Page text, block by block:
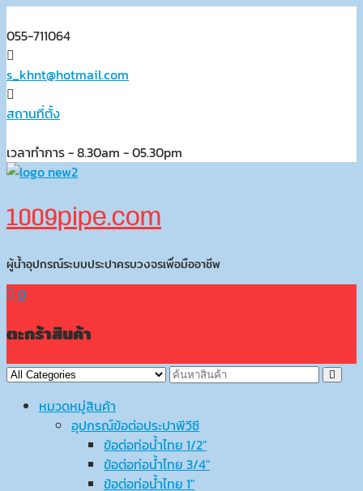
to
content
055-711064
s_khnt@hotmail.com
สถานที่ตั้ง
เวลาทำการ - 8.30am - 05.30pm
1009pipe.com
ผู้น้ำอุปกรณ์ระบบประปาครบวงจรเพื่อมืออาชีพ
0
ตะกร้าสินค้า
หมวดหมู่สินค้า
อุปกรณ์ข้อต่อประปาพีวีซี
ข้อต่อท่อน้ำไทย 1/2″
ข้อต่อท่อน้ำไทย 3/4″
ข้อต่อท่อน้ำไทย 1″